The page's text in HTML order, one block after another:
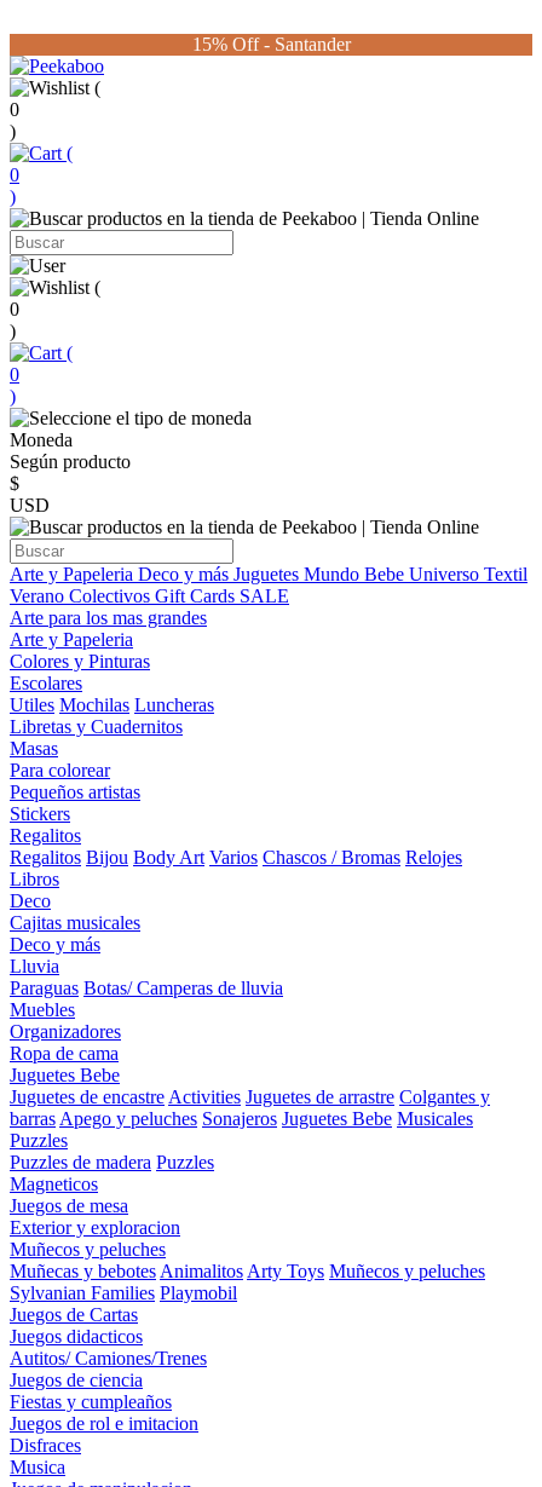
15% Off - Santander
(
0
)
(
0
)
(
0
)
(
0
)
Moneda
Según producto
$
USD
Arte y Papeleria Deco y más Juguetes Mundo Bebe Universo Textil
Verano Colectivos Gift Cards SALE
Arte para los mas grandes
Arte y Papeleria
Colores y Pinturas
Escolares
Utiles Mochilas Luncheras
Libretas y Cuadernitos
Masas
Para colorear
Pequeños artistas
Stickers
Regalitos
Regalitos Bijou Body Art Varios Chascos / Bromas Relojes
Libros
Deco
Cajitas musicales
Deco y más
Lluvia
Paraguas Botas/ Camperas de lluvia
Muebles
Organizadores
Ropa de cama
Juguetes Bebe
Juguetes de encastre Activities Juguetes de arrastre Colgantes y
barras Apego y peluches Sonajeros Juguetes Bebe Musicales
Puzzles
Puzzles de madera Puzzles
Magneticos
Juegos de mesa
Exterior y exploracion
Muñecos y peluches
Muñecas y bebotes Animalitos Arty Toys Muñecos y peluches
Sylvanian Families Playmobil
Juegos de Cartas
Juegos didacticos
Autitos/ Camiones/Trenes
Juegos de ciencia
Fiestas y cumpleaños
Juegos de rol e imitacion
Disfraces
Musica